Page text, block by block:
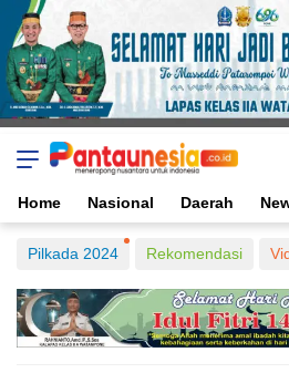
Home Nasional Daerah
Pilkada 2024 Rekomendasi